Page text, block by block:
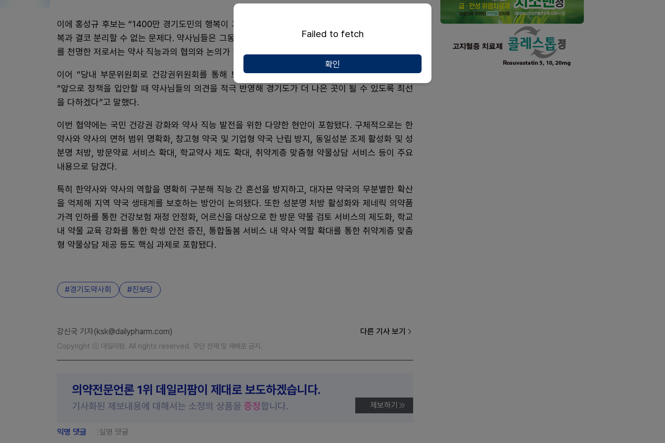
이에 홍성규 후보는 “1400만 경기도민의 행복이 가장 중요한 가치라고 생각한다”며 “건강 문제는 행
복과 결코 분리할 수 없는 문제다. 약사님들은 그동안 도민 곁에서 묵묵히 헌신해 오셨고, 돌봄 도지사
를 천명한 저로서는 약사 직능과의 협의와 논의가 필수적인 과정”이라고 강조했다.
이어 “당내 부문위원회로 건강권위원회를 통해 보건의료전문가들과 논의와 협의를 이어가겠다”며
“앞으로 정책을 입안할 때 약사님들의 의견을 적극 반영해 경기도가 더 나은 곳이 될 수 있도록 최선
을 다하겠다”고 말했다.
이번 협약에는 국민 건강권 강화와 약사 직능 발전을 위한 다양한 현안이 포함됐다. 구체적으로는 한
약사와 약사의 면허 범위 명확화, 창고형 약국 및 기업형 약국 난립 방지, 동일성분 조제 활성화 및 성
분명 처방, 방문약료 서비스 확대, 학교약사 제도 확대, 취약계층 맞춤형 약물상담 서비스 등이 주요
내용으로 담겼다.
특히 한약사와 약사의 역할을 명확히 구분해 직능 간 혼선을 방지하고, 대자본 약국의 무분별한 확산
을 억제해 지역 약국 생태계를 보호하는 방안이 논의됐다. 또한 성분명 처방 활성화와 제네릭 의약품
가격 인하를 통한 건강보험 재정 안정화, 어르신을 대상으로 한 방문 약물 검토 서비스의 제도화, 학교
내 약물 교육 강화를 통한 학생 안전 증진, 통합돌봄 서비스 내 약사 역할 확대를 통한 취약계층 맞춤
형 약물상담 제공 등도 핵심 과제로 포함됐다.
경기도약사회 진보당
강신국 기자(ksk@dailypharm.com) 다른 기사 보기
Copyright ⓒ 데일리팜. All rights reserved. 무단 전재 및 재배포 금지.
의약전문언론 1위 데일리팜이 제대로 보도하겠습니다.
기사화된 제보내용에 대해서는 소정의 상품을 증정합니다. 제보하기
익명 댓글 실명 댓글
Failed to fetch
확인